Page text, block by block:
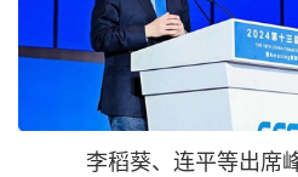
李稻葵、连平等出席